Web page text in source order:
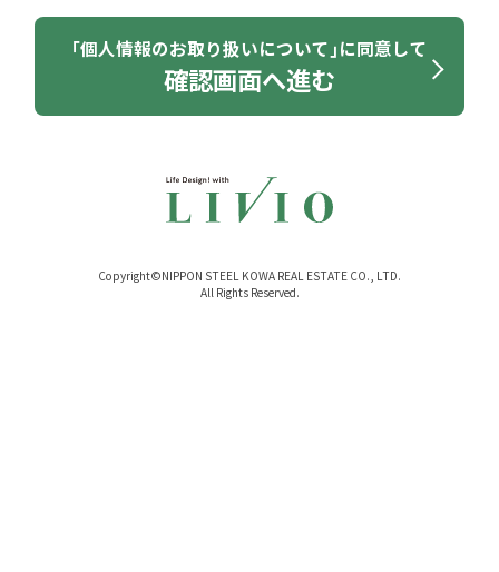
｢個人情報のお取り扱いについて｣に同意して
確認画面へ進む
Copyright©NIPPON STEEL KOWA REAL ESTATE CO., LTD.
All Rights Reserved.